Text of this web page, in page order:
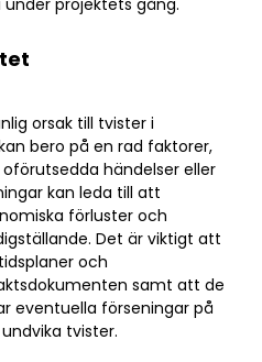
projektets gång.
orsak till tvister i
bero på en rad faktorer,
händelser eller
kan leda till att
förluster och
Det är viktigt att
och
samt att de
eventuella förseningar på
tvister.